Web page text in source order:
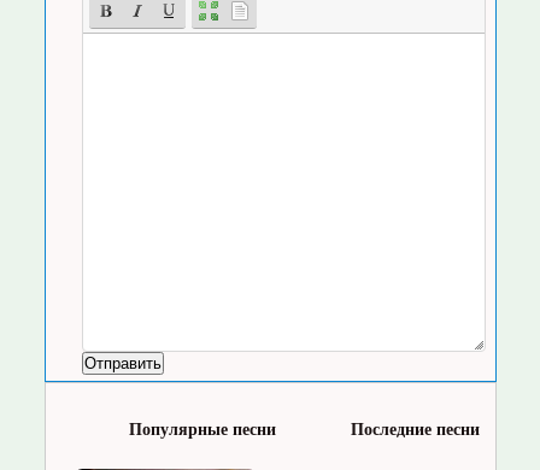
Популярные песни Последние песни